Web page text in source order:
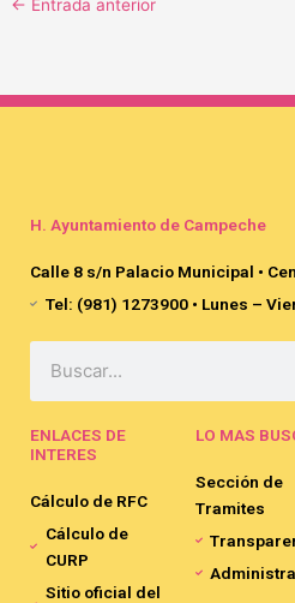
← Entrada anterior
H. Ayuntamiento de Campeche
Calle 8 s/n Palacio Municipal •
Tel: (981) 1273900 • Lunes –
ENLACES DE
INTERES
Cálculo de RFC
Cálculo de
CURP
Sitio oficial del
LO MAS
Sección de
Tramites